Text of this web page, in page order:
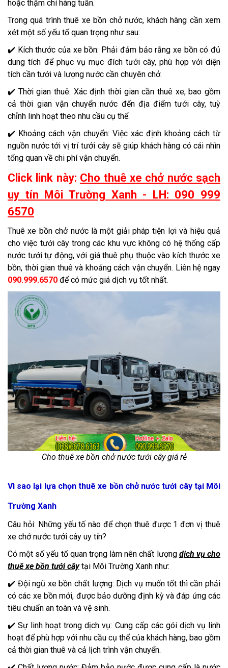
hoặc thậm chí hàng tuần.
Trong quá trình thuê xe bồn chở nước, khách hàng cần xem
xét một số yếu tố quan trọng như sau:
✔️ Kích thước của xe bồn: Phải đảm bảo rằng xe bồn có đủ
dung tích để phục vụ mục đích tưới cây, phù hợp với diện
tích cần tưới và lượng nước cần chuyên chở.
✔️ Thời gian thuê: Xác định thời gian cần thuê xe, bao gồm
cả thời gian vận chuyển nước đến địa điểm tưới cây, tuỳ
chỉnh linh hoạt theo nhu cầu cụ thể.
✔️ Khoảng cách vận chuyển: Việc xác định khoảng cách từ
nguồn nước tới vị trí tưới cây sẽ giúp khách hàng có cái nhìn
tổng quan về chi phí vận chuyển.
Click link này: Cho thuê xe chở nước sạch
uy tín Môi Trường Xanh - LH: 090 999
6570
Thuê xe bồn chở nước là một giải pháp tiện lợi và hiệu quả
cho việc tưới cây trong các khu vực không có hệ thống cấp
nước tưới tự động, với giá thuê phụ thuộc vào kích thước xe
bồn, thời gian thuê và khoảng cách vận chuyển. Liên hệ ngay
090.999.6570 để có mức giá dịch vụ tốt nhất.
Cho thuê xe bồn chở nước tưới cây giá rẻ
Vì sao lại lựa chọn thuê xe bồn chở nước tưới cây tại Môi
Trường Xanh
Câu hỏi: Những yếu tố nào để chọn thuê được 1 đơn vị thuê
xe chở nước tưới cây uy tín?
Có một số yếu tố quan trọng làm nên chất lượng dịch vụ cho
thuê xe bồn tưới câytại Môi Trường Xanh như:
✔️ Đội ngũ xe bồn chất lượng: Dịch vụ muốn tốt thì cần phải
có các xe bồn mới, được bảo dưỡng định kỳ và đáp ứng các
tiêu chuẩn an toàn và vệ sinh.
✔️ Sự linh hoạt trong dịch vụ: Cung cấp các gói dịch vụ linh
hoạt để phù hợp với nhu cầu cụ thể của khách hàng, bao gồm
cả thời gian thuê và cả lịch trình vận chuyển.